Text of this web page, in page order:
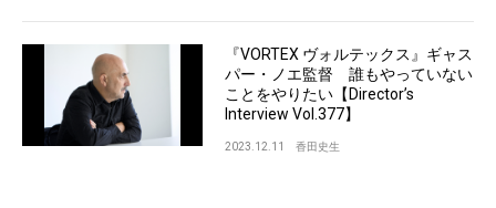
『VORTEX ヴォルテックス』ギャス
パー・ノエ監督 誰もやっていない
ことをやりたい【Director’s
Interview Vol.377】
2023.12.11 香田史生